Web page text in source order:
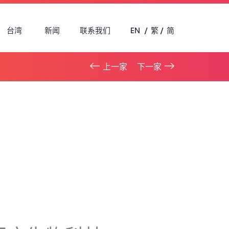
台湾 新闻 联系我们 EN 繁 简
上一家 下一家